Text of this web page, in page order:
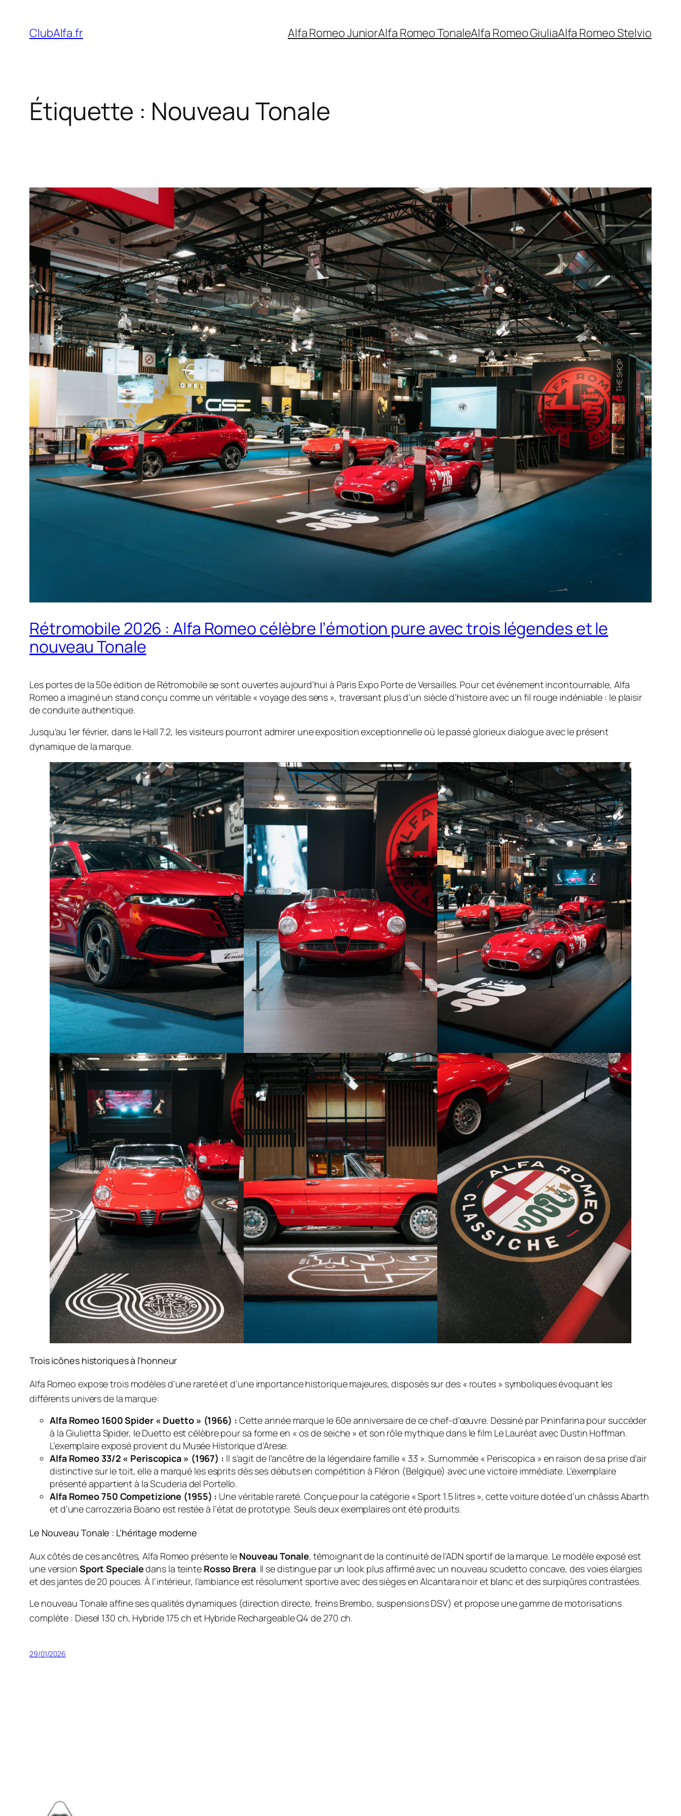
contenu
ClubAlfa.fr Alfa Romeo JuniorAlfa Romeo TonaleAlfa Romeo GiuliaAlfa Romeo Stelvio
Étiquette : Nouveau Tonale
Rétromobile 2026 : Alfa Romeo célèbre l’émotion pure avec trois légendes et le
nouveau Tonale
Les portes de la 50e édition de Rétromobile se sont ouvertes aujourd’hui à Paris Expo Porte de Versailles. Pour cet événement incontournable, Alfa
Romeo a imaginé un stand conçu comme un véritable « voyage des sens », traversant plus d’un siècle d’histoire avec un fil rouge indéniable : le plaisir
de conduite authentique.
Jusqu’au 1er février, dans le Hall 7.2, les visiteurs pourront admirer une exposition exceptionnelle où le passé glorieux dialogue avec le présent
dynamique de la marque.
Trois icônes historiques à l’honneur
Alfa Romeo expose trois modèles d’une rareté et d’une importance historique majeures, disposés sur des « routes » symboliques évoquant les
différents univers de la marque:
Alfa Romeo 1600 Spider « Duetto » (1966) : Cette année marque le 60e anniversaire de ce chef-d’œuvre. Dessiné par Pininfarina pour succéder
à la Giulietta Spider, le Duetto est célèbre pour sa forme en « os de seiche » et son rôle mythique dans le film Le Lauréatavec Dustin Hoffman.
L’exemplaire exposé provient du Musée Historique d’Arese.
Alfa Romeo 33/2 « Periscopica » (1967) : Il s’agit de l’ancêtre de la légendaire famille « 33 ». Surnommée « Periscopica » en raison de sa prise d’air
distinctive sur le toit, elle a marqué les esprits dès ses débuts en compétition à Fléron (Belgique) avec une victoire immédiate. L’exemplaire
présenté appartient à la Scuderia del Portello.
Alfa Romeo 750 Competizione (1955) : Une véritable rareté. Conçue pour la catégorie « Sport 1.5 litres », cette voiture dotée d’un châssis Abarth
et d’une carrozzeria Boano est restée à l’état de prototype. Seuls deux exemplaires ont été produits.
Le Nouveau Tonale : L’héritage moderne
Aux côtés de ces ancêtres, Alfa Romeo présente le Nouveau Tonale, témoignant de la continuité de l’ADN sportif de la marque. Le modèle exposé est
une version Sport Specialedans la teinte Rosso Brera. Il se distingue par un look plus affirmé avec un nouveau scudetto concave, des voies élargies
et des jantes de 20 pouces. À l’intérieur, l’ambiance est résolument sportive avec des sièges en Alcantara noir et blanc et des surpiqûres contrastées.
Le nouveau Tonale affine ses qualités dynamiques (direction directe, freins Brembo, suspensions DSV) et propose une gamme de motorisations
complète : Diesel 130 ch, Hybride 175 ch et Hybride Rechargeable Q4 de 270 ch.
29/01/2026